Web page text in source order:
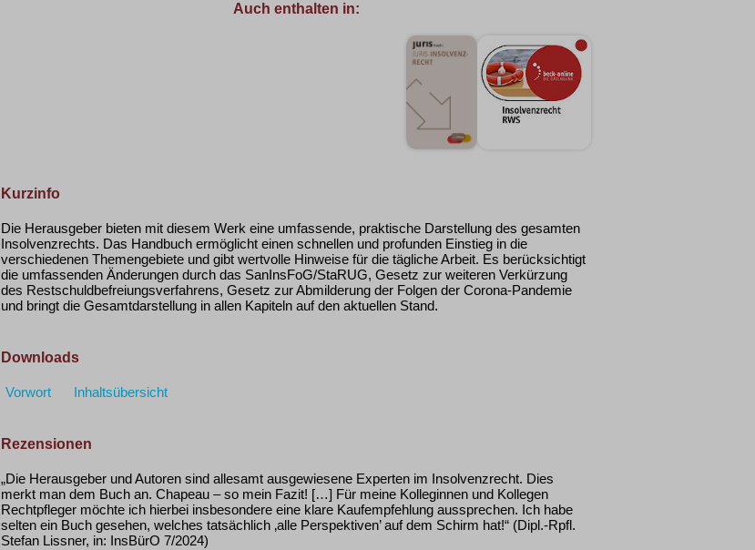
Auch enthalten in:
Kurzinfo
Die Herausgeber bieten mit diesem Werk eine umfassende, praktische Darstellung des gesamten
Insolvenzrechts. Das Handbuch ermöglicht einen schnellen und profunden Einstieg in die
verschiedenen Themengebiete und gibt wertvolle Hinweise für die tägliche Arbeit. Es berücksichtigt
die umfassenden Änderungen durch das SanInsFoG/StaRUG, Gesetz zur weiteren Verkürzung
des Restschuldbefreiungsverfahrens, Gesetz zur Abmilderung der Folgen der Corona-Pandemie
und bringt die Gesamtdarstellung in allen Kapiteln auf den aktuellen Stand.
Downloads
Vorwort Inhaltsübersicht
Rezensionen
„Die Herausgeber und Autoren sind allesamt ausgewiesene Experten im Insolvenzrecht. Dies
merkt man dem Buch an. Chapeau – so mein Fazit! […] Für meine Kolleginnen und Kollegen
Rechtpfleger möchte ich hierbei insbesondere eine klare Kaufempfehlung aussprechen. Ich habe
selten ein Buch gesehen, welches tatsächlich ‚alle Perspektiven’ auf dem Schirm hat!“ (Dipl.-Rpfl.
Stefan Lissner, in: InsBürO 7/2024)